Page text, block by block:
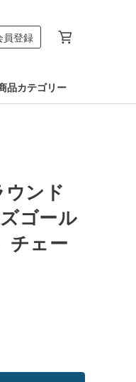
員登録
品カテゴリー
ンド
ゴール
チェー